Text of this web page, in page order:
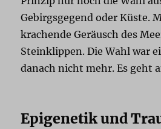
Gebirgsgegend oder Küste.
krachende Geräusch des
Steinklippen. Die Wahl war
danach nicht mehr. Es geht
Epigenetik und